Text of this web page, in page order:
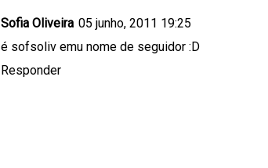
Sofia Oliveira 05 junho, 2011 19:25
é sofsoliv emu nome de seguidor :D
Responder